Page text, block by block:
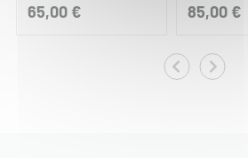
65,00 € 85,00 €